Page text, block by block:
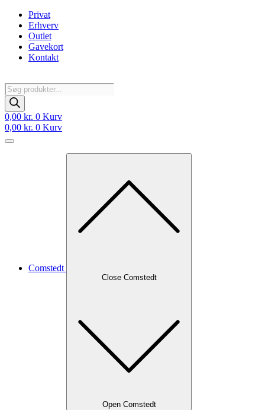
Videre
indhold
Privat
Erhverv
Outlet
Gavekort
Kontakt
Products
search
0,00 kr. 0 Kurv
0,00 kr. 0 Kurv
Comstedt
Close Comstedt
Open Comstedt